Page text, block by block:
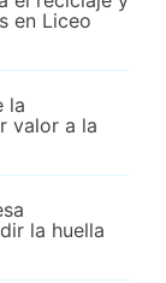
en Liceo
la
valor a la
la huella